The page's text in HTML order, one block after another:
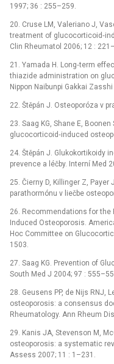
1997; 36 : 255–259.
20. Cruse LM, Valeriano J,
treatment of
Clin Rheumatol 2006; 12 :
21. Yamada H. Long‑term
thiazide administration on
Nippon Naibunpi Gakkai
22. Štěpán J. Osteoporóza v
23. Saag KG, Shane E,
glucocorticoid‑induced
24. Štěpán J. Glukokortikoidy
prevence a léčby. Interní Med
25. Čierny D, Killinger Z,
parathormónu v liečbe
26. Recommendations for the
Induced Osteoporosis.
Hoc Committee on
1503.
27. Saag KG. Prevention of
South Med J 2004; 97 :
28. Geusens PP, de Nijs RNJ,
osteoporosis: a consensus
Rheumatology. Ann Rheum
29. Kanis JA, Stevenson M,
osteoporosis: a systematic
Assess 2007; 11 : 1–231.